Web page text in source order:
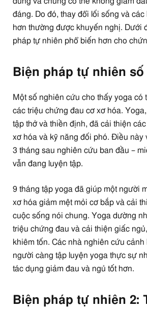
đáng. Do đó, thay đổi lối sống và
hơn thường được khuyến nghị. Dưới
pháp tự nhiên phổ biến hơn cho
Biện pháp tự nhiên số
Một số nghiên cứu cho thấy yoga có
các triệu chứng đau cơ xơ hóa.
tập thở và thiền định, đã cải thiện
xơ hóa và kỹ năng đối phó. Điều này
3 tháng sau nghiên cứu ban đầu –
vẫn đang luyện tập.
9 tháng tập yoga đã giúp một người
xơ hóa giảm mệt mỏi cơ bắp và cải
cuộc sống nói chung. Yoga dường
triệu chứng đau và cải thiện giấc
khiêm tốn. Các nhà nghiên cứu cảnh
người càng tập luyện yoga thực sự
tác dụng giảm đau và ngủ tốt hơn.
Biện pháp tự nhiên 2: